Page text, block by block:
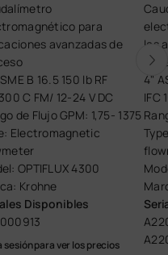
para
avanzadas de
B 16.5 150 lb RF
C FM/ 12-24 V DC
de Flujo GPM: 1,75- 1375
Electromagnetic
OPTIFLUX 4300
Krohne
Disponibles
sesión para ver los precios
las
4"
IFC